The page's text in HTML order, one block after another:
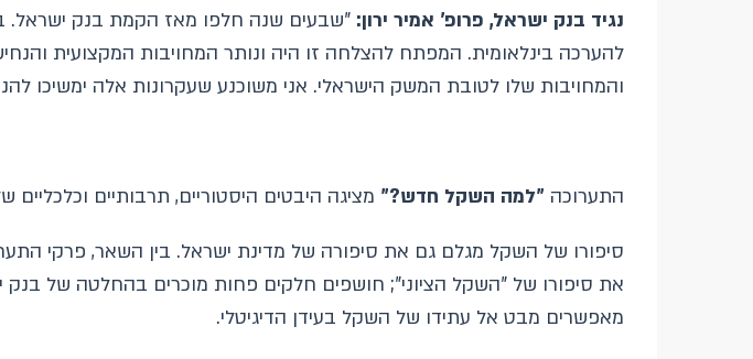
נגיד בנק ישראל, פרופ' אמיר ירון: "שבעים שנה חלפו מאז הקמת בנק ישראל.
להערכה בינלאומית. המפתח להצלחה זו היה ונותר המחויבות המקצועית
והמחויבות שלו לטובת המשק הישראלי. אני משוכנע שעקרונות אלה ימשיכו
התערוכה "למה השקל חדש?" מציגה היבטים היסטוריים, תרבותיים
סיפורו של השקל מגלם גם את סיפורה של מדינת ישראל. בין השאר, פרקי
מאפשרים מבט אל עתידו של השקל בעידן הדיגיטלי.